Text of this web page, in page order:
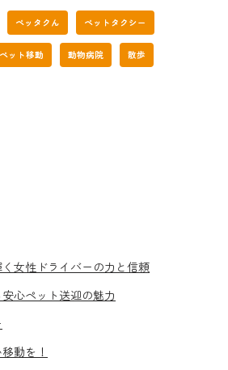
ペッタクん ペットタクシー
ペット移動 動物病院 散歩
女性ドライバーの力と信頼
心ペット送迎の魅力
動を！